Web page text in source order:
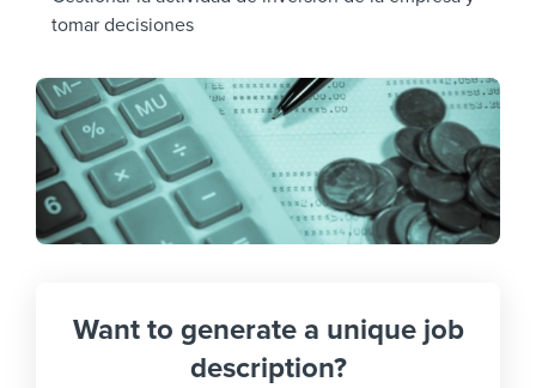
tomar decisiones
Want to generate a unique job
description?